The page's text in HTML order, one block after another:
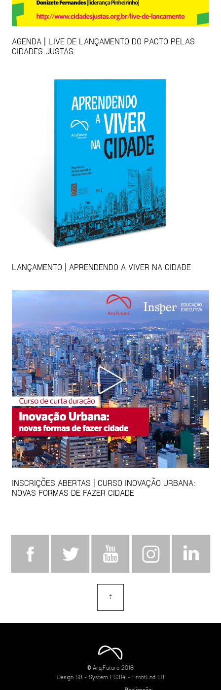
AGENDA | LIVE DE LANÇAMENTO DO PACTO PELAS
CIDADES JUSTAS
LANÇAMENTO | APRENDENDO A VIVER NA CIDADE
INSCRIÇÕES ABERTAS | CURSO INOVAÇÃO URBANA:
NOVAS FORMAS DE FAZER CIDADE
⇡
© Arq.Futuro 2018
Design SB- System FS314 - FrontEnd LR